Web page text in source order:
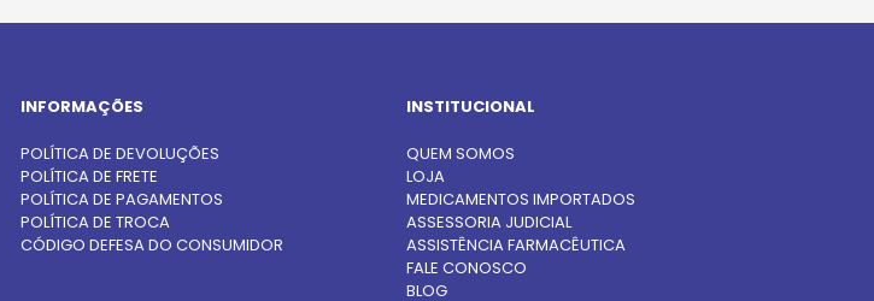
INFORMAÇÕES
POLÍTICA DE DEVOLUÇÕES
POLÍTICA DE FRETE
POLÍTICA DE PAGAMENTOS
POLÍTICA DE TROCA
CÓDIGO DEFESA DO CONSUMIDOR
INSTITUCIONAL
QUEM SOMOS
LOJA
MEDICAMENTOS IMPORTADOS
ASSESSORIA JUDICIAL
ASSISTÊNCIA FARMACÊUTICA
FALE CONOSCO
BLOG